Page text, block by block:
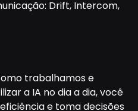
Drift, Intercom,
trabalhamos e
a IA no dia a dia, você
e toma decisões